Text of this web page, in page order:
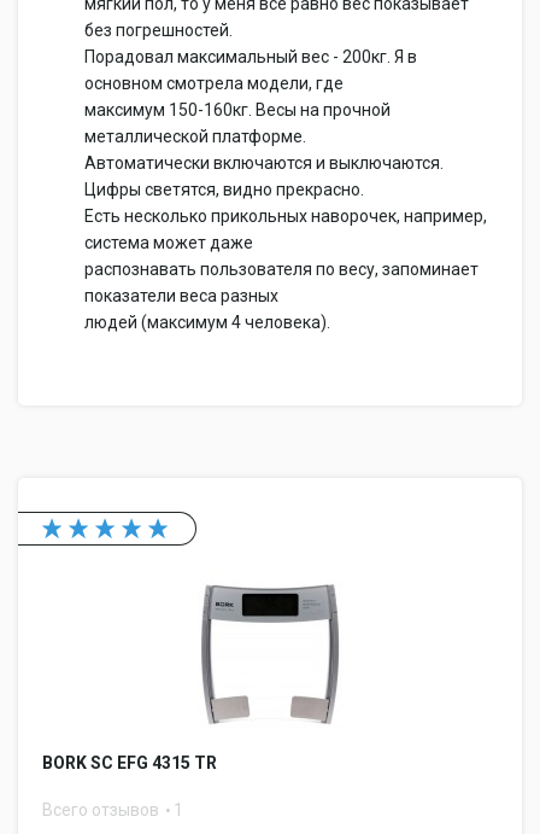
без погрешностей.
Порадовал максимальный вес - 200кг. Я в
основном смотрела модели, где
максимум 150-160кг. Весы на прочной
металлической платформе.
Автоматически включаются и выключаются.
Цифры светятся, видно прекрасно.
Есть несколько прикольных наворочек, например,
система может даже
распознавать пользователя по весу, запоминает
показатели веса разных
людей (максимум 4 человека).
BORK SC EFG 4315 TR
Всего отзывов 1